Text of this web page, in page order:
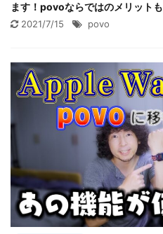
ます！povoならではのメリット
2021/7/15 povo